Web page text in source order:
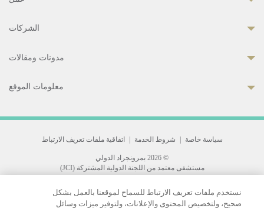
الشركات
مدونات ومقالات
معلومات الموقع
سياسة خاصة شروط الخدمة اتفاقية ملفات تعريف الارتباط
© 2026 بمرونجراد الدولي
مستشفى معتمد من اللجنة الدولية المشتركة (JCI)
33 Sukhumvit 3, Wattana, Bangkok 10110 Thailand.
All rights reserved.
نستخدم ملفات تعريف الارتباط للسماح لموقعنا بالعمل بشكل
صحيح، ولتخصيص المحتوى والإعلانات، ولتوفير ميزات وسائل